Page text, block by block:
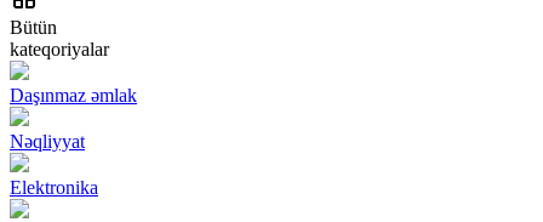
Bütün
kateqoriyalar
Daşınmaz əmlak
Nəqliyyat
Elektronika